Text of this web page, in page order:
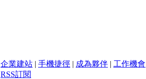
企業建站 | 手機捷徑 | 成為夥伴 | 工作機會
RSS訂閱